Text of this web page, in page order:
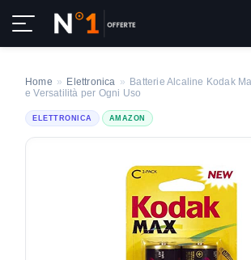
Home » Elettronica » Batterie Alcaline Kodak
e Versatilità per Ogni Uso
ELETTRONICA AMAZON